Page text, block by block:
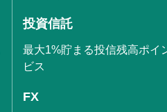
投資信託
最大1%貯まる投信残高ポイ
ビス
FX